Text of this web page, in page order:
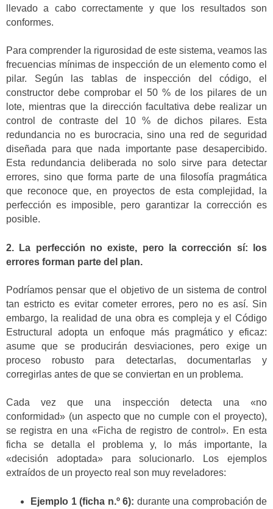
llevado a cabo correctamente y que los resultados son
conformes.
Para comprender la rigurosidad de este sistema, veamos las
frecuencias mínimas de inspección de un elemento como el
pilar. Según las tablas de inspección del código, el
constructor debe comprobar el 50 % de los pilares de un
lote, mientras que la dirección facultativa debe realizar un
control de contraste del 10 % de dichos pilares. Esta
redundancia no es burocracia, sino una red de seguridad
diseñada para que nada importante pase desapercibido.
Esta redundancia deliberada no solo sirve para detectar
errores, sino que forma parte de una filosofía pragmática
que reconoce que, en proyectos de esta complejidad, la
perfección es imposible, pero garantizar la corrección es
posible.
2. La perfección no existe, pero la corrección sí: los
errores forman parte del plan.
Podríamos pensar que el objetivo de un sistema de control
tan estricto es evitar cometer errores, pero no es así. Sin
embargo, la realidad de una obra es compleja y el Código
Estructural adopta un enfoque más pragmático y eficaz:
asume que se producirán desviaciones, pero exige un
proceso robusto para detectarlas, documentarlas y
corregirlas antes de que se conviertan en un problema.
Cada vez que una inspección detecta una «no
conformidad» (un aspecto que no cumple con el proyecto),
se registra en una «Ficha de registro de control». En esta
ficha se detalla el problema y, lo más importante, la
«decisión adoptada» para solucionarlo. Los ejemplos
extraídos de un proyecto real son muy reveladores:
Ejemplo 1 (ficha n.º 6): durante una comprobación de